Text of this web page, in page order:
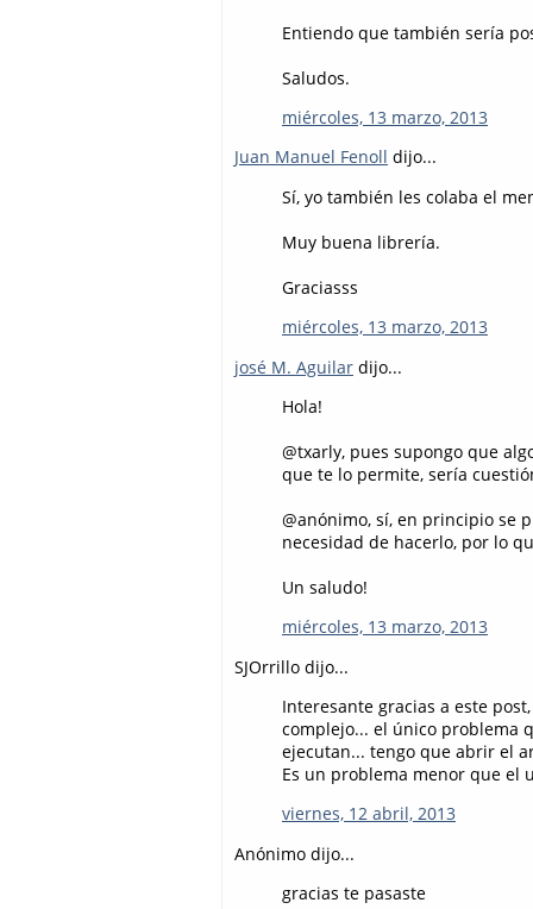
Entiendo que también sería
Saludos.
miércoles, 13 marzo, 2013
Juan Manuel Fenoll dijo...
Sí, yo también les colaba el
Muy buena librería.
Graciasss
miércoles, 13 marzo, 2013
josé M. Aguilar dijo...
Hola!
@txarly, pues supongo que
que te lo permite, sería
@anónimo, sí, en principio se
necesidad de hacerlo, por lo
Un saludo!
miércoles, 13 marzo, 2013
SJOrrillo dijo...
Interesante gracias a este
complejo... el único problema
ejecutan... tengo que abrir el
Es un problema menor que el
viernes, 12 abril, 2013
Anónimo dijo...
gracias te pasaste